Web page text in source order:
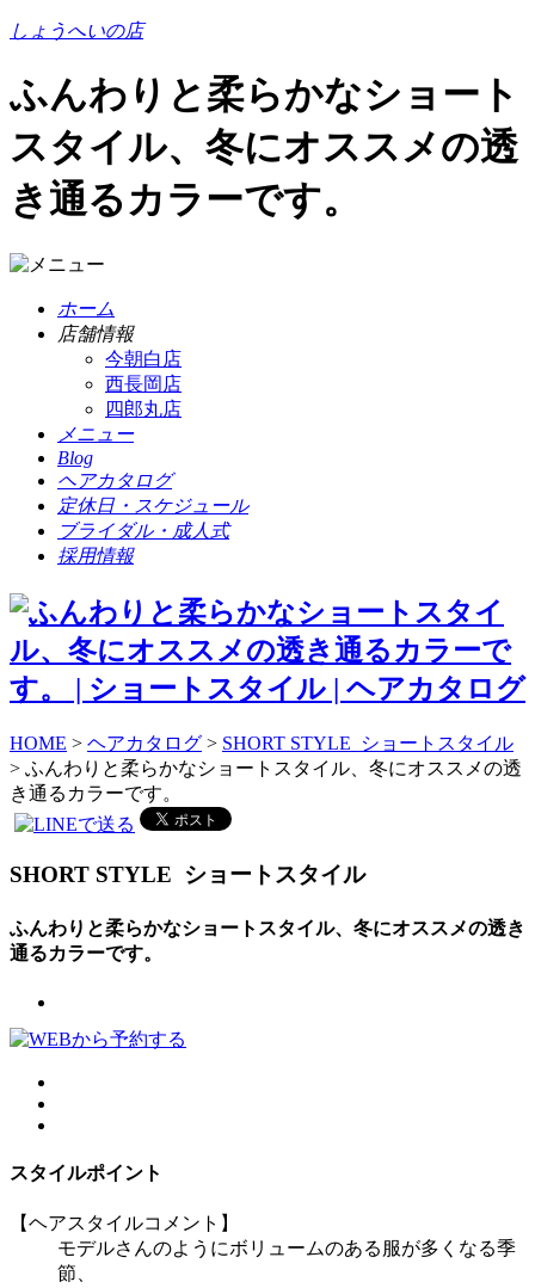
しょうへいの店
ふんわりと柔らかなショート
スタイル、冬にオススメの透
き通るカラーです。
ホーム
店舗情報
今朝白店
西長岡店
四郎丸店
メニュー
Blog
ヘアカタログ
定休日・スケジュール
ブライダル・成人式
採用情報
HOME > ヘアカタログ > SHORT STYLE ショートスタイル
> ふんわりと柔らかなショートスタイル、冬にオススメの透
き通るカラーです。
SHORT STYLE ショートスタイル
ふんわりと柔らかなショートスタイル、冬にオススメの透き
通るカラーです。
スタイルポイント
【ヘアスタイルコメント】
モデルさんのようにボリュームのある服が多くなる季
節、